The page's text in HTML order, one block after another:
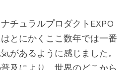
チュラルプロダクトEXPO
とにかくここ数年では一番
があるように感じました。
及により、世界のどこから